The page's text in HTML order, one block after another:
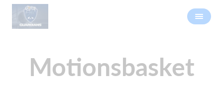
Motionsbasket